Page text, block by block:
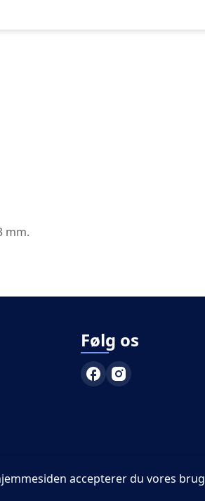
mm.
Følg os
accepterer du vores brug